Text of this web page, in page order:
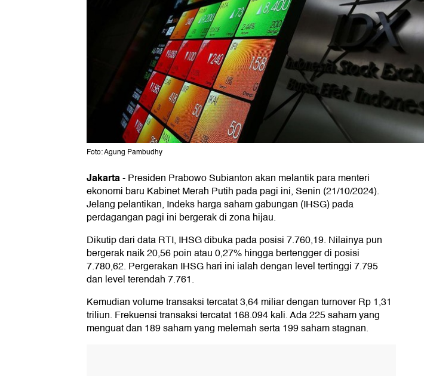
Foto: Agung Pambudhy
Jakarta-Presiden Prabowo Subianton akan melantik para menteri
ekonomi baru Kabinet Merah Putih pada pagi ini, Senin (21/10/2024).
Jelang pelantikan, Indeks harga saham gabungan (IHSG) pada
perdagangan pagi ini bergerak di zona hijau.
Dikutip dari data RTI, IHSG dibuka pada posisi 7.760,19. Nilainya pun
bergerak naik 20,56 poin atau 0,27% hingga bertengger di posisi
7.780,62. Pergerakan IHSG hari ini ialah dengan level tertinggi 7.795
dan level terendah 7.761.
Kemudian volume transaksi tercatat 3,64 miliar dengan turnover Rp 1,31
triliun. Frekuensi transaksi tercatat 168.094 kali. Ada 225 saham yang
menguat dan 189 saham yang melemah serta 199 saham stagnan.